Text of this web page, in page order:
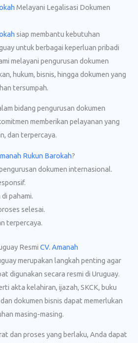
Melayani Legalisasi Dokumen
siap membantu kebutuhan
untuk berbagai keperluan pribadi
melayani pengurusan dokumen
hukum, bisnis, hingga dokumen yang
tersumpah.
bidang pengurusan dokumen
memberikan pelayanan yang
dan terpercaya.
Rukun Barokah?
dokumen internasional.
pahami.
selesai.
terpercaya.
Resmi CV. Amanah
merupakan langkah penting agar
digunakan secara resmi di Uruguay.
akta kelahiran, ijazah, SKCK, buku
dokumen bisnis dapat memerlukan
masing-masing.
dan proses yang berlaku, Anda dapat